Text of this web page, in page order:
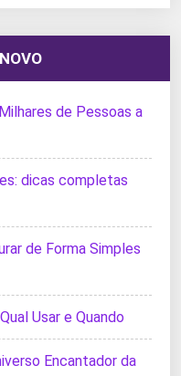
de Pessoas a
dicas completas
de Forma Simples
Usar e Quando
Encantador da